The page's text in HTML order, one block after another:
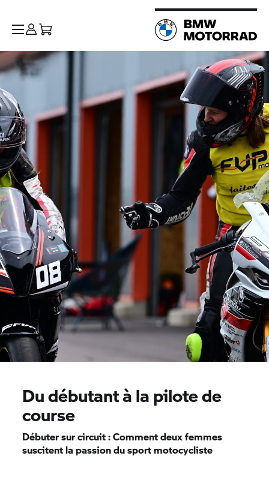
Du débutant à la pilote de
course
Débuter sur circuit : Comment deux femmes
suscitent la passion du sport motocycliste